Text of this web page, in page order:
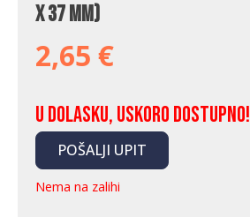
x 37 mm)
2,65 €
U dolasku, uskoro dostupno!
POŠALJI UPIT
Nema na zalihi